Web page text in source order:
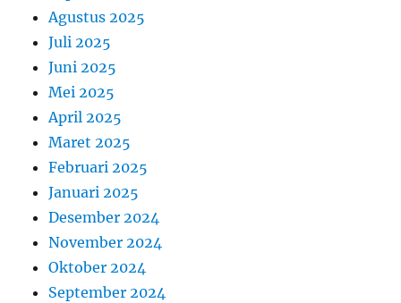
Agustus 2025
Juli 2025
Juni 2025
Mei 2025
April 2025
Maret 2025
Februari 2025
Januari 2025
Desember 2024
November 2024
Oktober 2024
September 2024